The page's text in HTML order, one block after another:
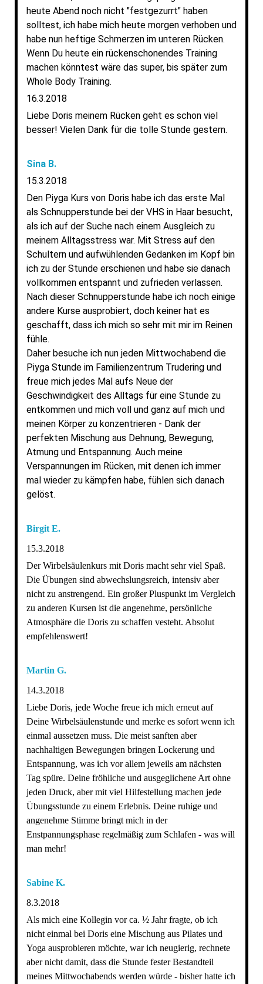
heute Abend noch nicht "festgezurrt" haben
solltest, ich habe mich heute morgen verhoben und
habe nun heftige Schmerzen im unteren Rücken.
Wenn Du heute ein rückenschonendes Training
machen könntest wäre das super, bis später zum
Whole Body Training.
16.3.2018
Liebe Doris meinem Rücken geht es schon viel
besser! Vielen Dank für die tolle Stunde gestern.
Sina B.
15.3.2018
Den Piyga Kurs von Doris habe ich das erste Mal
als Schnupperstunde bei der VHS in Haar besucht,
als ich auf der Suche nach einem Ausgleich zu
meinem Alltagsstress war. Mit Stress auf den
Schultern und aufwühlenden Gedanken im Kopf bin
ich zu der Stunde erschienen und habe sie danach
vollkommen entspannt und zufrieden verlassen.
Nach dieser Schnupperstunde habe ich noch einige
andere Kurse ausprobiert, doch keiner hat es
geschafft, dass ich mich so sehr mit mir im Reinen
fühle.
Daher besuche ich nun jeden Mittwochabend die
Piyga Stunde im Familienzentrum Trudering und
freue mich jedes Mal aufs Neue der
Geschwindigkeit des Alltags für eine Stunde zu
entkommen und mich voll und ganz auf mich und
meinen Körper zu konzentrieren - Dank der
perfekten Mischung aus Dehnung, Bewegung,
Atmung und Entspannung. Auch meine
Verspannungen im Rücken, mit denen ich immer
mal wieder zu kämpfen habe, fühlen sich danach
gelöst.
Birgit E.
15.3.2018
Der Wirbelsäulenkurs mit Doris macht sehr viel Spaß.
Die Übungen sind abwechslungsreich, intensiv aber
nicht zu anstrengend. Ein großer Pluspunkt im Vergleich
zu anderen Kursen ist die angenehme, persönliche
Atmosphäre die Doris zu schaffen vesteht. Absolut
empfehlenswert!
Martin G.
14.3.2018
Liebe Doris, jede Woche freue ich mich erneut auf
Deine Wirbelsäulenstunde und merke es sofort wenn ich
einmal aussetzen muss. Die meist sanften aber
nachhaltigen Bewegungen bringen Lockerung und
Entspannung, was ich vor allem jeweils am nächsten
Tag spüre. Deine fröhliche und ausgeglichene Art ohne
jeden Druck, aber mit viel Hilfestellung machen jede
Übungsstunde zu einem Erlebnis. Deine ruhige und
angenehme Stimme bringt mich in der
Enstpannungsphase regelmäßig zum Schlafen - was will
man mehr!
Sabine K.
8.3.2018
Als mich eine Kollegin vor ca. ½ Jahr fragte, ob ich
nicht einmal bei Doris eine Mischung aus Pilates und
Yoga ausprobieren möchte, war ich neugierig, rechnete
aber nicht damit, dass die Stunde fester Bestandteil
meines Mittwochabends werden würde - bisher hatte ich